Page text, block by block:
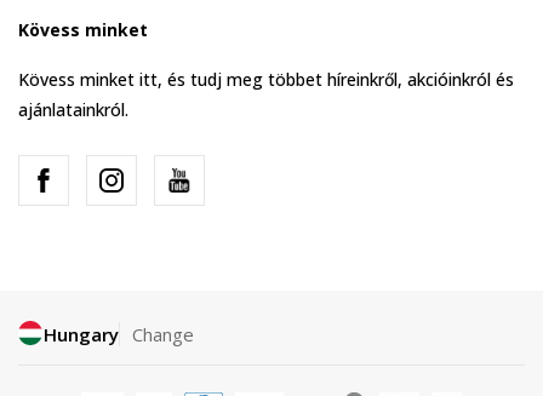
Kövess minket
Kövess minket itt, és tudj meg többet híreinkről, akcióinkról és
ajánlatainkról.
Hungary Change